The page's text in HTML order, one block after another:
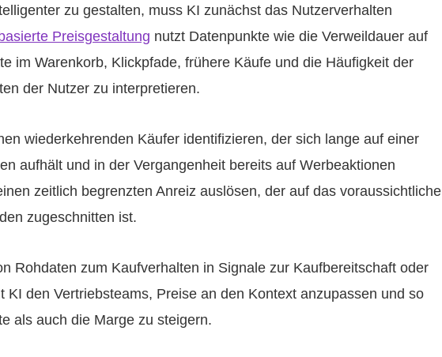
zu gestalten, muss KI zunächst das Nutzerverhalten
Preisgestaltung nutzt Datenpunkte wie die Verweildauer auf
im Warenkorb, Klickpfade, frühere Käufe und die Häufigkeit der
der Nutzer zu interpretieren.
wiederkehrenden Käufer identifizieren, der sich lange auf einer
aufhält und in der Vergangenheit bereits auf Werbeaktionen
zeitlich begrenzten Anreiz auslösen, der auf das voraussichtliche
zugeschnitten ist.
Rohdaten zum Kaufverhalten in Signale zur Kaufbereitschaft oder
KI den Vertriebsteams, Preise an den Kontext anzupassen und so
als auch die Marge zu steigern.